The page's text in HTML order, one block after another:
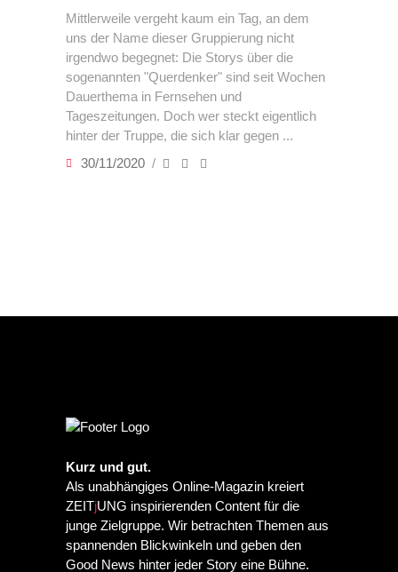
Mittlerweile vergeht kaum ein Tag, an dem
uns der Name dieser Gruppierung nicht
irgendwo begegnet: Die Storys über die
sogenannten "Querdenker" sind seit Wochen
Dauerthema in Fernsehen und
Tageszeitungen. Doch wer steckt eigentlich
hinter der Truppe, die sich klar gegen
30/11/2020
Kurz und gut.
Als unabhängiges Online-Magazin kreiert
ZEITjUNG inspirierenden Content für die
junge Zielgruppe. Wir betrachten Themen aus
spannenden Blickwinkeln und geben den
Good News hinter jeder Story eine Bühne.